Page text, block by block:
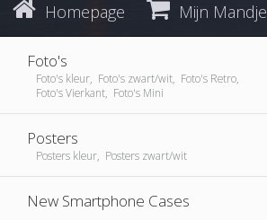
Homepage Mijn Mandje
Foto's
Foto's kleur, Foto's zwart/wit, Foto's Retro,
Foto's Vierkant, Foto's Mini
Posters
Posters kleur, Posters zwart/wit
New Smartphone Cases